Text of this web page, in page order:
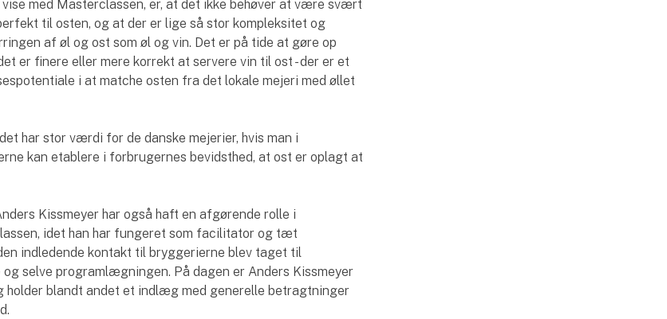
med Masterclassen, er, at det ikke behøver at være svært
til osten, og at der er lige så stor kompleksitet og
af øl og ost som øl og vin. Det er på tide at gøre op
er finere eller mere korrekt at servere vin til ost - der er et
i at matche osten fra det lokale mejeri med øllet
har stor værdi for de danske mejerier, hvis man i
kan etablere i forbrugernes bevidsthed, at ost er oplagt at
Kissmeyer har også haft en afgørende rolle i
idet han har fungeret som facilitator og tæt
indledende kontakt til bryggerierne blev taget til
selve programlægningen. På dagen er Anders Kissmeyer
holder blandt andet et indlæg med generelle betragtninger